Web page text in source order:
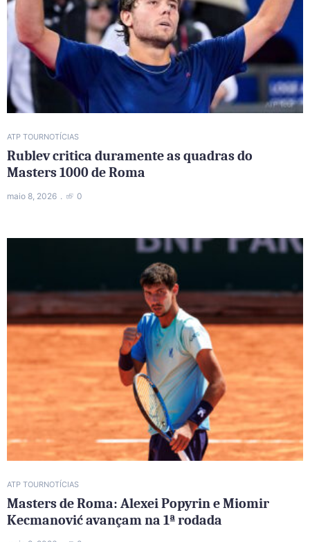
ATP TOURNOTÍCIAS
Rublev critica duramente as quadras do
Masters 1000 de Roma
maio 8, 2026 0
ATP TOURNOTÍCIAS
Masters de Roma: Alexei Popyrin e Miomir
Kecmanović avançam na 1ª rodada